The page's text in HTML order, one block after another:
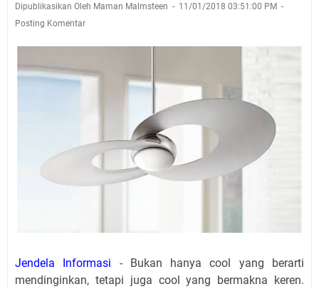
Dipublikasikan Oleh Maman Malmsteen
11/01/2018 03:51:00 PM
Posting Komentar
Jendela Informasi - Bukan hanya cool yang berarti
mendinginkan, tetapi juga cool yang bermakna keren.